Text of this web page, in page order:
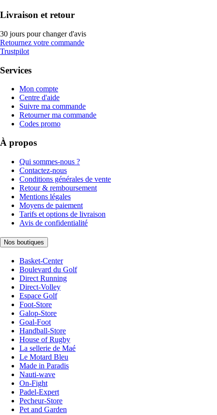
Livraison et retour
30 jours pour changer d'avis
Retournez votre commande
Trustpilot
Services
Mon compte
Centre d'aide
Suivre ma commande
Retourner ma commande
Codes promo
À propos
Qui sommes-nous ?
Contactez-nous
Conditions générales de vente
Retour & remboursement
Mentions légales
Moyens de paiement
Tarifs et options de livraison
Avis de confidentialité
Nos boutiques
Basket-Center
Boulevard du Golf
Direct Running
Direct-Volley
Espace Golf
Foot-Store
Galop-Store
Goal-Foot
Handball-Store
House of Rugby
La sellerie de Maé
Le Motard Bleu
Made in Paradis
Nauti-wave
On-Fight
Padel-Expert
Pecheur-Store
Pet and Garden